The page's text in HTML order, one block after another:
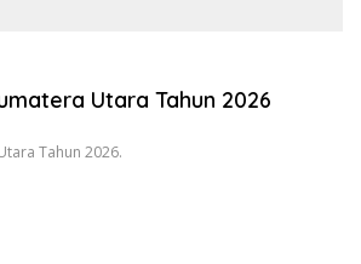
Utara Tahun 2026
Tahun 2026.